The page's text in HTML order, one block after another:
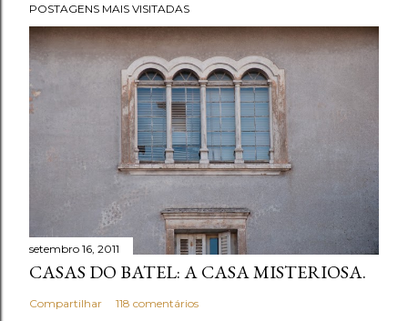
a
r
u
m
c
t
á
r
i
POSTAGENS MAIS VISITADAS
setembro 16, 2011
CASAS DO BATEL: A CASA MISTERIOSA.
Compartilhar 118 comentários